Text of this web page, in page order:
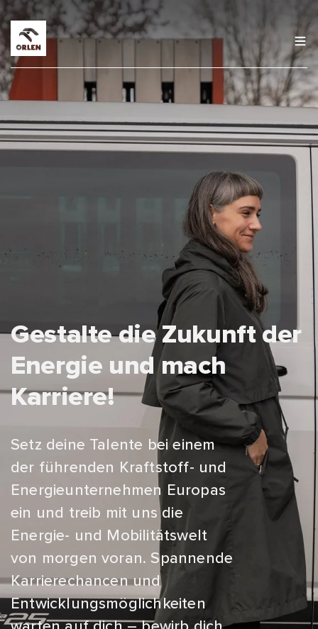
Gestalte die Zukunft der
Energie und mach
Karriere!
Setz deine Talente bei einem
der führenden Kraftstoff- und
Energieunternehmen Europas
ein und treib mit uns die
Energie- und Mobilitätswelt
von morgen voran. Spannende
Karrierechancen und
Entwicklungsmöglichkeiten